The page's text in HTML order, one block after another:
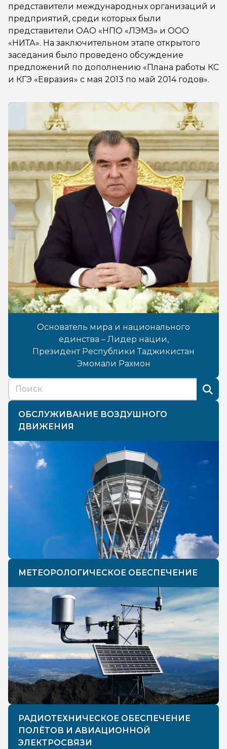
представители международных организаций и
предприятий, среди которых были
представители ОАО «НПО «ЛЭМЗ» и ООО
«НИТА». На заключительном этапе открытого
заседания было проведено обсуждение
предложений по дополнению «Плана работы КС
и КГЭ «Евразия» с мая 2013 по май 2014 годов».
Основатель мира и национального
единства – Лидер нации,
Президент Республики Таджикистан
Эмомали Рахмон
ОБСЛУЖИВАНИЕ ВОЗДУШНОГО
ДВИЖЕНИЯ
МЕТЕОРОЛОГИЧЕСКОЕ ОБЕСПЕЧЕНИЕ
РАДИОТЕХНИЧЕСКОЕ ОБЕСПЕЧЕНИЕ
ПОЛЁТОВ И АВИАЦИОННОЙ
ЭЛЕКТРОСВЯЗИ